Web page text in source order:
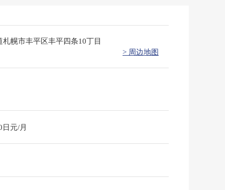
札幌市丰平区丰平四条10丁目
> 周边地图
日元/月